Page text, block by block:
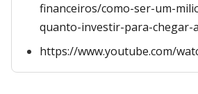
financeiros/como-ser-um-
quanto-investir-para-chegar-
https://www.youtube.com/